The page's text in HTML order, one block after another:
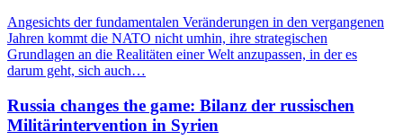
Angesichts der fundamentalen Veränderungen in den vergangenen
Jahren kommt die NATO nicht umhin, ihre strategischen
Grundlagen an die Realitäten einer Welt anzupassen, in der es
darum geht, sich auch…
Russia changes the game: Bilanz der russischen
Militärintervention in Syrien